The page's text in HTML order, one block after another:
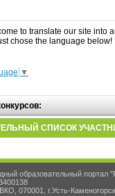
to translate our site into
chose the language below!
▼
СПИСОК
образовательный портал
070001, г.Усть-